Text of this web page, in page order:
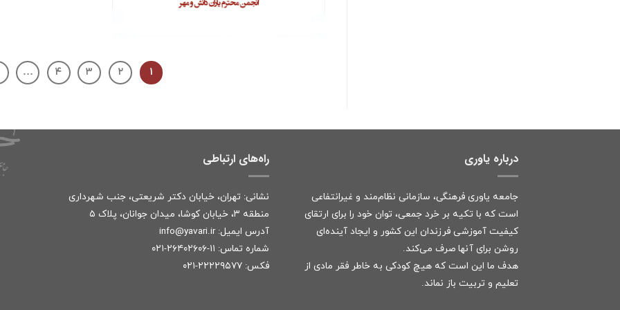
۱ ۲ ۳ ۴ …
درباره یاوری
جامعه یاوری فرهنگی، سازمانی نظام‌مند و غیرانتفاعی
است که با تکیه بر خرد جمعی، توان خود را برای ارتقای
کیفیت آموزشی فرزندان این کشور و ایجاد آینده‌ای
روشن برای آنها صرف می‌کند.
هدف ما این است که هیچ کودکی به خاطر فقر مادی از
تعلیم و تربیت باز نماند.
راه‌های ارتباطی
نشانی: تهران، خیابان دکتر شریعتی، جنب شهرداری
منطقه ۳، خیابان کوشا، میدان جوانان، پلاک ۵
آدرس ایمیل: info@yavari.ir
شماره تماس: ۱۱-۲۶۴۰۲۶۰۶-۰۲۱
فکس: ۲۲۲۲۹۵۷۷-۰۲۱